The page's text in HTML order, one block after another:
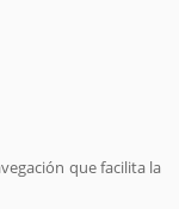
que facilita la